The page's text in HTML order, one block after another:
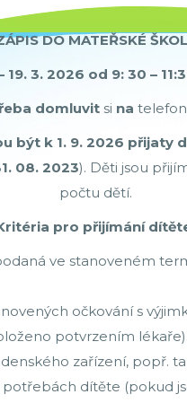
DO MATEŘSKÉ
19. 3. 2026 od 9: 30 –
domluvit si na
být k 1. 9. 2026 přijaty
08. 2023). Děti jsou
počtu dětí.
pro přijímání
ve stanoveném
očkování s
potvrzením
zařízení, popř.
dítěte (pokud